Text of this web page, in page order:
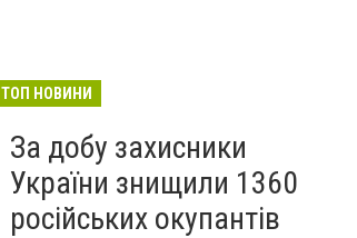
ТОП НОВИНИ
За добу захисники
України знищили 1360
російських окупантів